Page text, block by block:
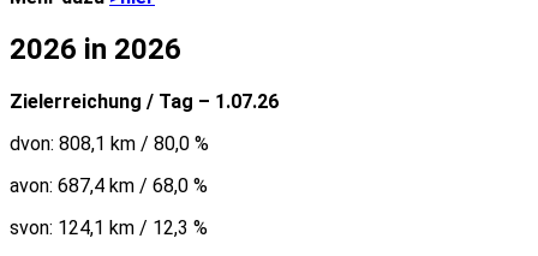
2026 in 2026
Zielerreichung / Tag – 1.07.26
dvon: 808,1 km / 80,0 %
avon: 687,4 km / 68,0 %
svon: 124,1 km / 12,3 %